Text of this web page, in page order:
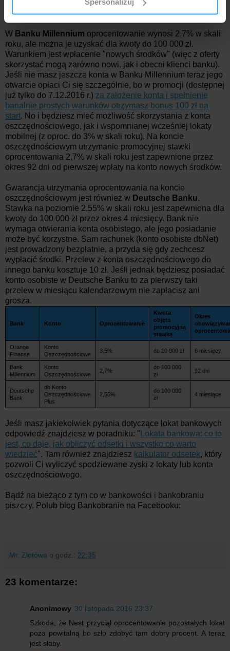
korzystania z ich usług.
sumę co najmniej 300 zł). W ofertach kolejnych banków jest
już na szczęście łatwiej.
W Banku Millennium oprocentowanie wynosi 2,7% w skali
roku, ale można je uzyskać dla kwoty do 100 000 zł.
Warunkiem jest wpłacenie "nowych środków" (więc z oferty
skorzystać mogą zarówno nowi, jak i obecni klienci banku).
Jeśli nie masz jeszcze konta w Banku Millennium teraz jego
otwarcie opłaci Ci się szczególnie, bo w promocji (dostępnej
już tylko do 7.12.2016 r.) za założenie konta i spełnienie
banalnie prostych warunków otrzymasz bonus 100 zł na
start. No i będziesz mieć możliwość skorzystania z konta
oszczędnościowego, jak i wspomnianej wcześniej lokaty
mobilnej (z oproc. do 3% w skali roku). Na koncie
oszczędnościowym utrzymanie promocyjnej stawki
oprocentowania 2,7% w skali roku jest zapewnione przez
okres 92 dni od pierwszej wpłaty na konto nowych środków.
Gwarancja utrzymania oprocentowania na koncie
oszczędnościowym jest również w Deutsche Banku.
Stawka na poziomie 2,55% w skali roku jest zapewniona dla
kwoty do 100 000 zł przez okres 4 miesięcy. Bank nie
wymaga otwierania konta osobistego, ale jego posiadanie
może być korzystne. Sam rachunek (konto osobiste dbNet)
jest prowadzony bezpłatnie, a przyda się gdy zechcesz
wypłacić środki. Przelew z konta oszczędnościowego do
innego banku kosztuje 10 zł. Jeśli jednak będziesz posiadać
konto osobiste w Deutsche Banku to za pierwszy taki
przelew w miesiącu kalendarzowym nie zapłacisz ani
grosza.
Bank Konto Oprocentowanie
Kwota
objęta
promocyjną
stawką
Okres
Orange
Finanse
Konto
Oszczędnościowe
3,5% do 10 000 zł 6 miesięcy
Bank
Millennium
Konto
Oszczędnościowe
2,7%
do 100 000
zł
92 dni
Deutsche
Bank
db Konto
Oszczędnościowe
Plus
2,55%
do 100 000
zł
4 miesiące
Jeśli masz jakiekolwiek pytania dotyczące lokat bankowych
odpowiedź znajdziesz w poradniku: " Lokata bankowa: co to
jest, co daje, jak obliczyć odsetki i wszystko co warto
wiedzieć". Tam również znajdziesz kalkulator odsetek, który
pozwoli Ci wyliczyć spodziewane zyski z lokaty lub konta
oszczędnościowego.
Bądź na bieżąco z tym co w bankowości i bankobraniu
piszczy. Polub blog Bankobranie na Facebooku:
Mr. Złotówa o godz.: 22:35
23 komentarze:
Anonimowy 30 listopada 2016 23:37
Szkoda, że Nest przyciął oprocentowanie pozostałych lokat
poza powitalną bo szło zdobyć tam dobry procent. A teraz
jest słaby.